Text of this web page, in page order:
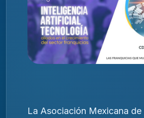
La Asociación Mexicana de